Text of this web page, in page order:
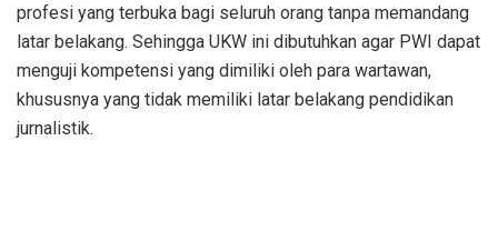
profesi yang terbuka bagi seluruh orang tanpa memandang
latar belakang. Sehingga UKW ini dibutuhkan agar PWI dapat
menguji kompetensi yang dimiliki oleh para wartawan,
khususnya yang tidak memiliki latar belakang pendidikan
jurnalistik.